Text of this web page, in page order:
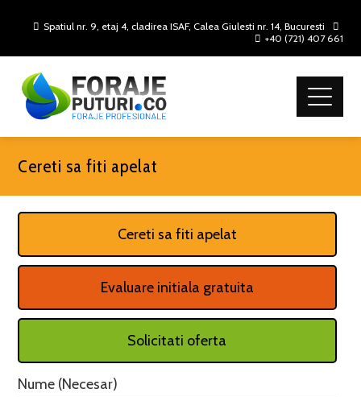
Spatiul nr. 9, etaj 4, cladirea ISAF, Calea Giulesti nr. 14, Bucuresti
+40 (721) 407 661
Cereti sa fiti apelat
Cereti sa fiti apelat
Evaluare initiala gratuita
Solicitati oferta
Nume (Necesar)